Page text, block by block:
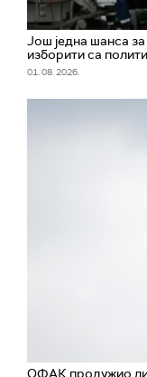
Још једна шанса
изборити са
01. 08. 2026.
ОФАК продужио